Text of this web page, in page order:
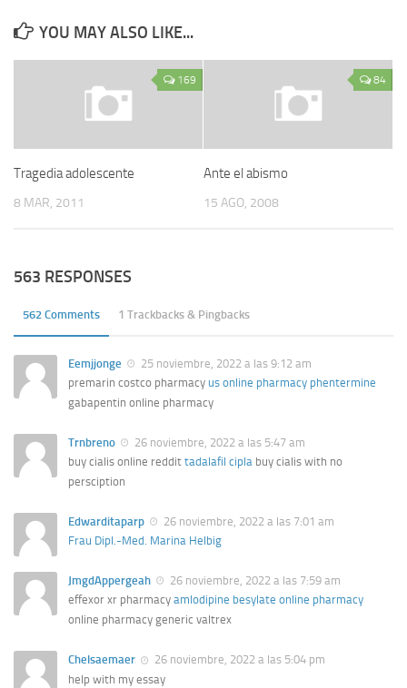
YOU MAY ALSO LIKE...
169
Tragedia adolescente
8 MAR, 2011
84
Ante el abismo
15 AGO, 2008
563 RESPONSES
562 Comments 1 Trackbacks & Pingbacks
Eemjjonge
25 noviembre, 2022 a las 9:12 am
premarin costco pharmacy us online pharmacy phentermine
gabapentin online pharmacy
Trnbreno
26 noviembre, 2022 a las 5:47 am
buy cialis online reddit tadalafil cipla buy cialis with no
persciption
Edwarditaparp
26 noviembre, 2022 a las 7:01 am
Frau Dipl.-Med. Marina Helbig
JmgdAppergeah
26 noviembre, 2022 a las 7:59 am
effexor xr pharmacy amlodipine besylate online pharmacy
online pharmacy generic valtrex
Chelsaemaer
26 noviembre, 2022 a las 5:04 pm
help with my essay